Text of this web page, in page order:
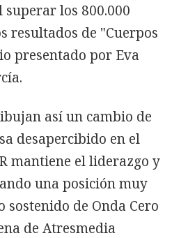
los 800.000
resultados de "Cuerpos
presentado por Eva
así un cambio de
desapercibido en el
mantiene el liderazgo y
una posición muy
sostenido de Onda Cero
de Atresmedia